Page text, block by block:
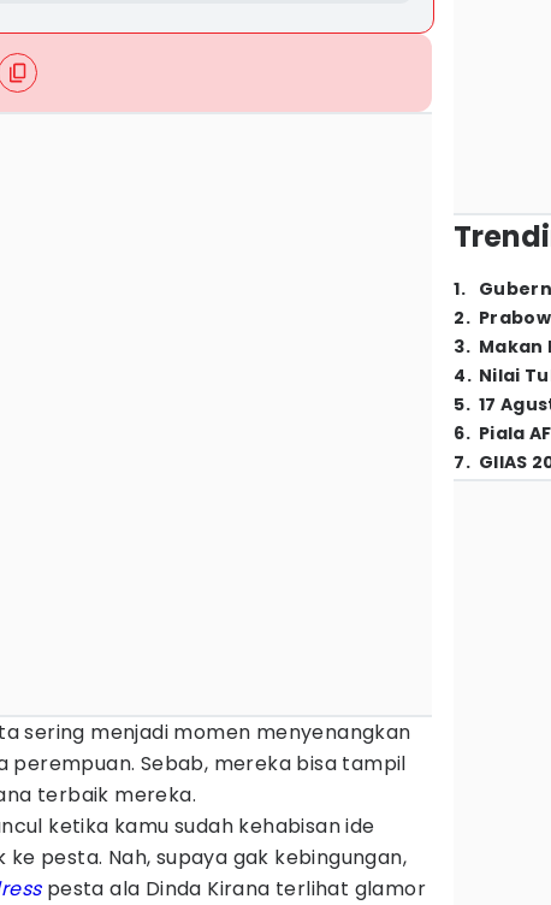
sering menjadi momen menyenangkan
perempuan. Sebab, mereka bisa tampil
terbaik mereka.
ketika kamu sudah kehabisan ide
ke pesta. Nah, supaya gak kebingungan,
pesta ala Dinda Kirana terlihat glamor
1.
2.
3. Makan
4. Nilai
5. 17
6. Piala
7. GIIAS